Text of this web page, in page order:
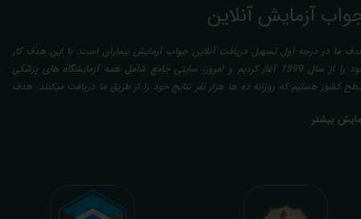
آزمایش آنلاین
ما در درجه اول تسهیل دریافت آنلاین جواب آزمایش بیماران است. با این هدف کار
خود را از سال 1399 آغاز کردیم و امروز، سایتی جامع شامل همه آزمایشگاه های پزشکی
کشور هستیم که روزانه ده ها هزار نفر نتایج خود را از طریق ما دریافت میکنند. هدف
با تایید و مهر پزشک متخصص) میباشد. رسالت ما در تفسیر، استخراج حداکثر
بیمه ها، افزایش تمایل افراد به انجام آزمایش (با دریافت اطلاعاتی دقیقتر، کاربردی، قابل
و شخصی سازی شده) میگردد. تا درنهایت به جامعه ای سالم تر برای تبدیل شدن به
بیشتر